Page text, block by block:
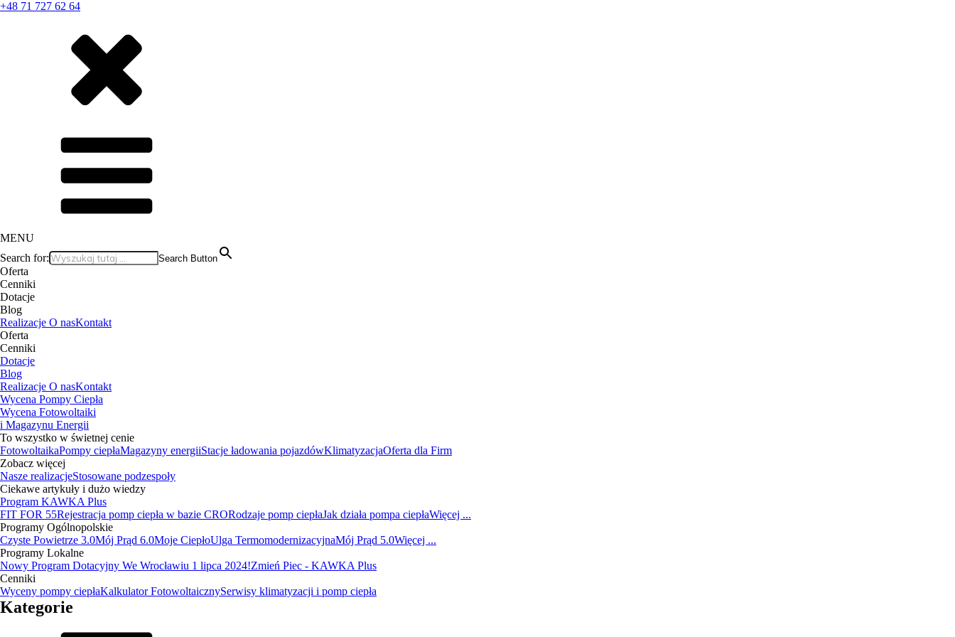
+48 71 727 62 64
MENU
Search for:
Search Button
Oferta
Cenniki
Dotacje
Blog
Realizacje O nasKontakt
Oferta
Cenniki
Dotacje
Blog
Realizacje O nasKontakt
Wycena Pompy Ciepła
Wycena Fotowoltaiki
i Magazynu Energii
To wszystko w świetnej cenie
FotowoltaikaPompy ciepłaMagazyny energiiStacje ładowania pojazdówKlimatyzacjaOferta dla Firm
Zobacz więcej
Nasze realizacjeStosowane podzespoły
Ciekawe artykuły i dużo wiedzy
Program KAWKA Plus
FIT FOR 55Rejestracja pomp ciepła w bazie CRORodzaje pomp ciepłaJak działa pompa ciepłaWięcej ...
Programy Ogólnopolskie
Czyste Powietrze 3.0Mój Prąd 6.0Moje CiepłoUlga TermomodernizacyjnaMój Prąd 5.0Więcej ...
Programy Lokalne
Nowy Program Dotacyjny We Wrocławiu 1 lipca 2024!Zmień Piec - KAWKA Plus
Cenniki
Wyceny pompy ciepłaKalkulator FotowoltaicznySerwisy klimatyzacji i pomp ciepła
Kategorie